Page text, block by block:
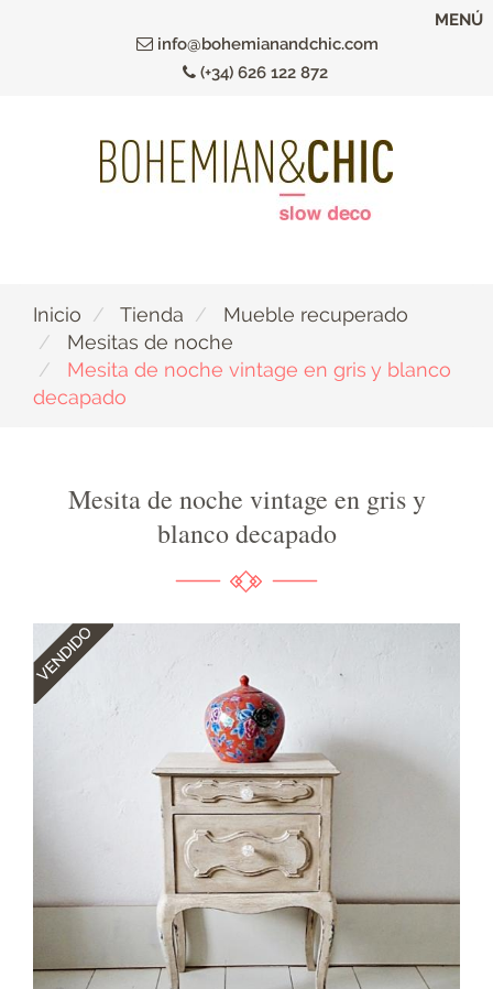
info@bohemianandchic.com
(+34) 626 122 872
MENÚ
Inicio Tienda
Mueble recuperado
Mesitas de noche
Mesita de noche vintage en gris y blanco
decapado
Mesita de noche vintage en gris y
blanco decapado